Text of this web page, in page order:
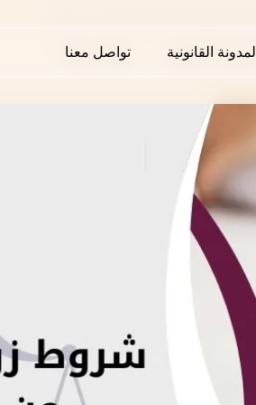
المدونة القانونية تواصل معنا المدونة القانونية تواصل معنا